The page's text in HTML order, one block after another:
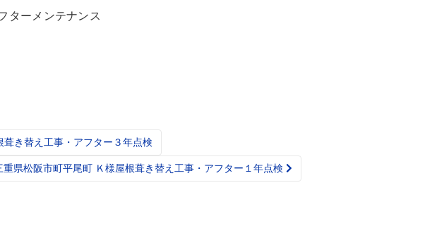
ターメンテナンス
き替え工事・アフター３年点検
重県松阪市町平尾町 Ｋ様屋根葺き替え工事・アフター１年点検